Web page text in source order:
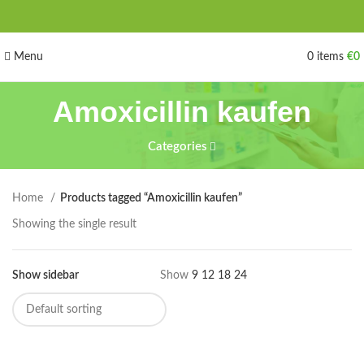
Menu 0 items €0
Amoxicillin kaufen
Categories
Home Products tagged “Amoxicillin kaufen”
Showing the single result
Show sidebar Show 9 12 18 24